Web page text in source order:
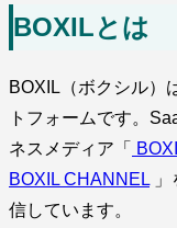
BOXILとは
BOXIL（ボクシル）
トフォームです。
ネスメディア「
BOXIL CHANNEL
信しています。